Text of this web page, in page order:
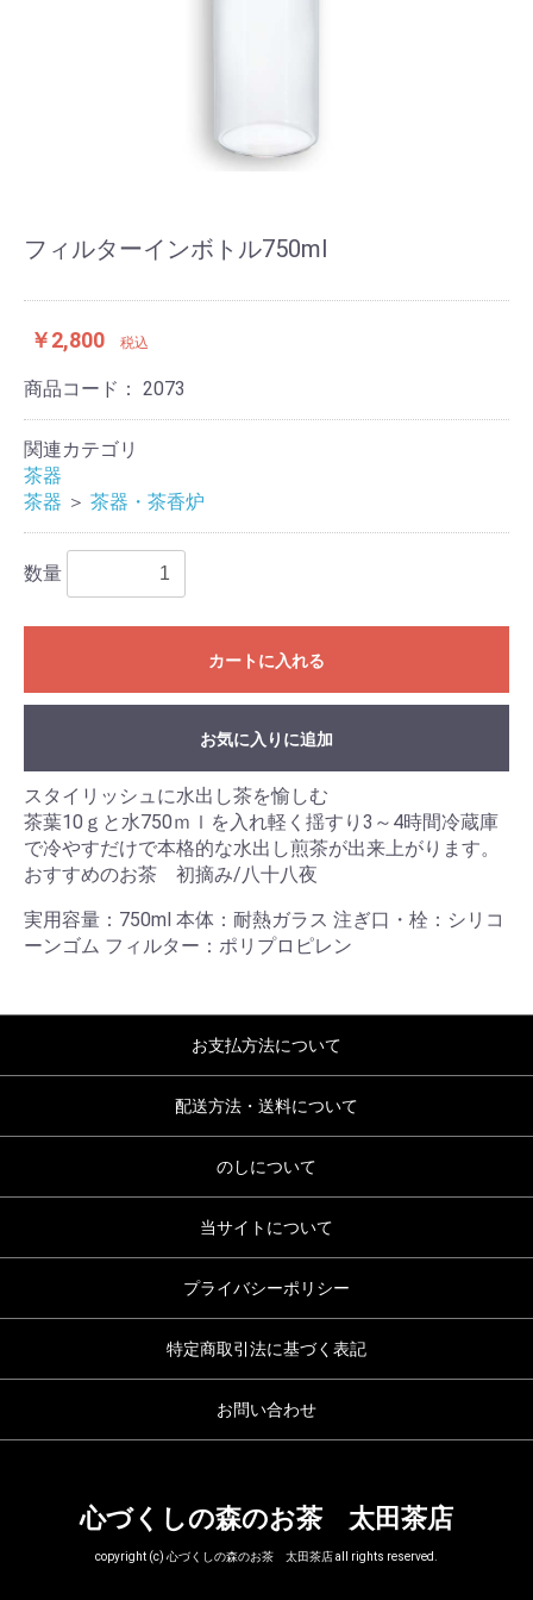
フィルターインボトル750ml
￥2,800 税込
商品コード： 2073
関連カテゴリ
茶器
茶器 ＞ 茶器・茶香炉
数量
カートに入れる
お気に入りに追加
スタイリッシュに水出し茶を愉しむ
茶葉10ｇと水750ｍｌを入れ軽く揺すり3～4時間冷蔵庫
で冷やすだけで本格的な水出し煎茶が出来上がります。
おすすめのお茶 初摘み/八十八夜
実用容量：750ml 本体：耐熱ガラス 注ぎ口・栓：シリコ
ーンゴム フィルター：ポリプロピレン
お支払方法について
配送方法・送料について
のしについて
当サイトについて
プライバシーポリシー
特定商取引法に基づく表記
お問い合わせ
心づくしの森のお茶 太田茶店
copyright (c) 心づくしの森のお茶 太田茶店 all rights reserved.